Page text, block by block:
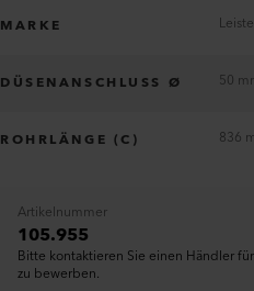
MARKE
DÜSENANSCHLUSS Ø 50
ROHRLÄNGE (C) 836
Artikelnummer
105.955
Bitte kontaktieren Sie einen Händler
zu bewerben.